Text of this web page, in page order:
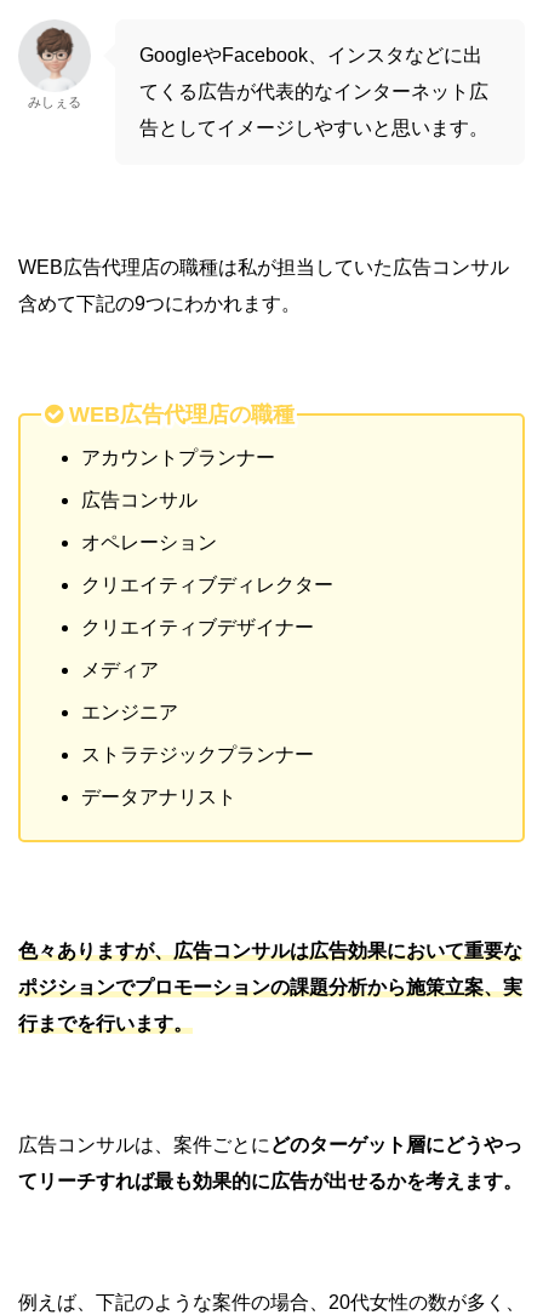
みしぇる
GoogleやFacebook、インスタなどに出
てくる広告が代表的なインターネット広
告としてイメージしやすいと思います。
WEB広告代理店の職種は私が担当していた広告コンサル
含めて下記の9つにわかれます。
WEB広告代理店の職種
アカウントプランナー
広告コンサル
オペレーション
クリエイティブディレクター
クリエイティブデザイナー
メディア
エンジニア
ストラテジックプランナー
データアナリスト
色々ありますが、広告コンサルは広告効果において重要な
ポジションでプロモーションの課題分析から施策立案、実
行までを行います。
広告コンサルは、案件ごとに どのターゲット層にどうやっ
てリーチすれば最も効果的に広告が出せるかを考えます。
例えば、下記のような案件の場合、20代女性の数が多く、